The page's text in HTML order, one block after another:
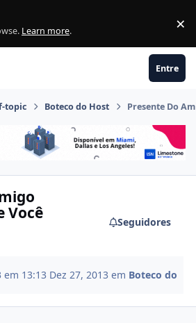
Learn more. ×
Entre
topic Boteco do Host Presente Do
Você
Seguidores
em 13:13 Dez 27, 2013 em Boteco do